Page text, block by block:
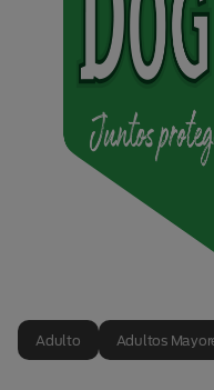
Adulto Adultos